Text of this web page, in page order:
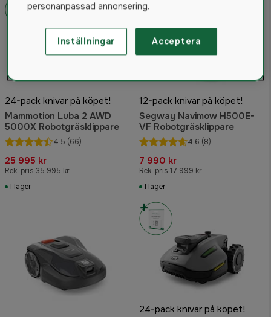
24-pack knivar på köpet!
Mammotion Luba 2 AWD
5000X Robotgräsklippare
4.5 (66)
25 995 kr
Rek. pris 35 995 kr
I lager
12-pack knivar på köpet!
Segway Navimow H500E-
VF Robotgräsklippare
4.6 (8)
7 990 kr
Rek. pris 17 999 kr
I lager
24-pack knivar på köpet!
personanpassad annonsering.
Inställningar Acceptera